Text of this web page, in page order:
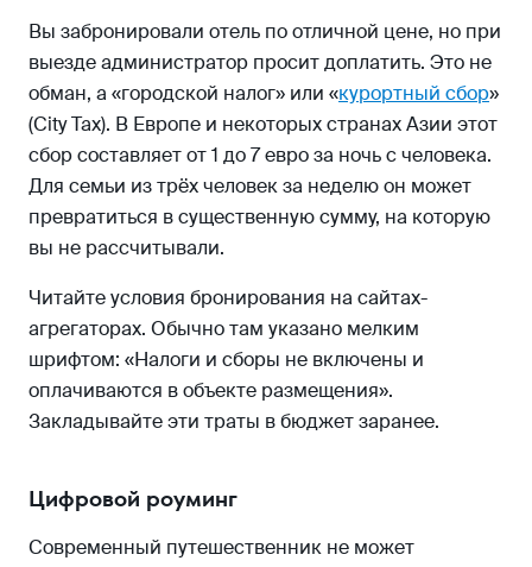
Вы забронировали отель по отличной цене, но при
выезде администратор просит доплатить. Это не
обман, а «городской налог» или «курортный сбор»
(City Tax). В Европе и некоторых странах Азии этот
сбор составляет от 1 до 7 евро за ночь с человека.
Для семьи из трёх человек за неделю он может
превратиться в существенную сумму, на которую
вы не рассчитывали.
Читайте условия бронирования на сайтах-
агрегаторах. Обычно там указано мелким
шрифтом: «Налоги и сборы не включены и
оплачиваются в объекте размещения».
Закладывайте эти траты в бюджет заранее.
Цифровой роуминг
Современный путешественник не может